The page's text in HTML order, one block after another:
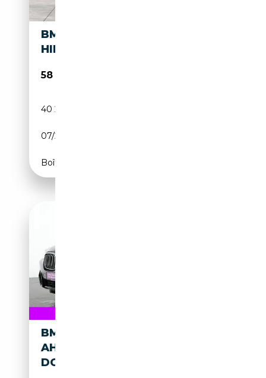
BMW X3 M 40I HEAD-UP HK
HIFI PANODACH STANDHZG.
58 780€
40 244 km
07/2023
Boîte automatique
BMW X3 M SPORT
AHK|KAMERA|LED|SHZ|NAVI|P
DC|HIFI